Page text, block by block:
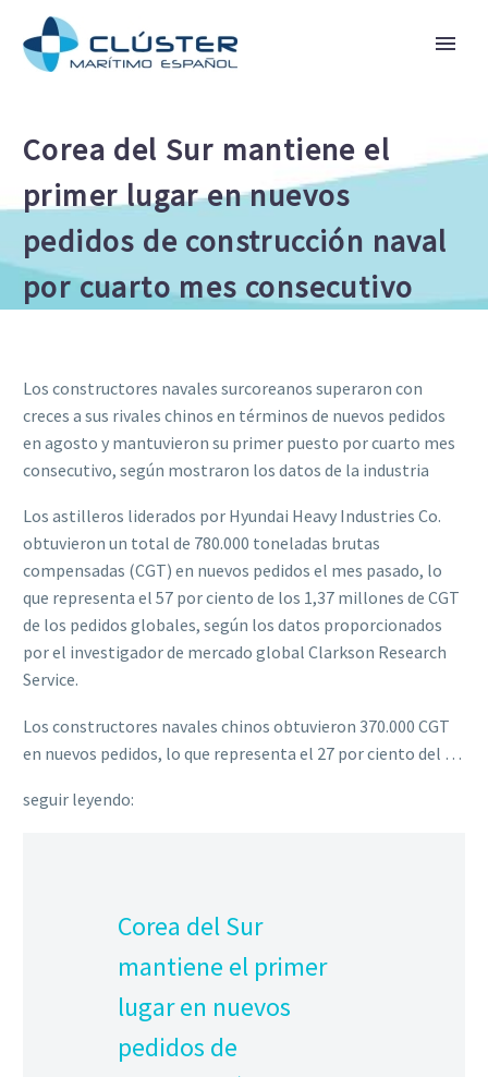
Corea del Sur mantiene el
primer lugar en nuevos
pedidos de construcción naval
por cuarto mes consecutivo
Los constructores navales surcoreanos superaron con
creces a sus rivales chinos en términos de nuevos pedidos
en agosto y mantuvieron su primer puesto por cuarto mes
consecutivo, según mostraron los datos de la industria
Los astilleros liderados por Hyundai Heavy Industries Co.
obtuvieron un total de 780.000 toneladas brutas
compensadas (CGT) en nuevos pedidos el mes pasado, lo
que representa el 57 por ciento de los 1,37 millones de CGT
de los pedidos globales, según los datos proporcionados
por el investigador de mercado global Clarkson Research
Service.
Los constructores navales chinos obtuvieron 370.000 CGT
en nuevos pedidos, lo que representa el 27 por ciento del …
seguir leyendo:
Corea del Sur
mantiene el primer
lugar en nuevos
pedidos de